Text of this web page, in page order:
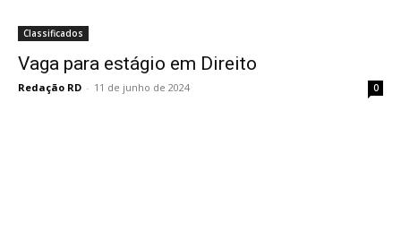
Classificados
Vaga para estágio em Direito
Redação RD - 11 de junho de 2024 0